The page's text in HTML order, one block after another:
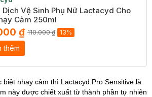
Dịch Vệ Sinh Phụ Nữ Lactacyd Cho
Cảm 250ml
₫ 110.000 ₫ 13%
thêm
nhạy cảm thì Lactacyd Pro Sensitive là
này được chiết xuất từ thành phần tự nhiên